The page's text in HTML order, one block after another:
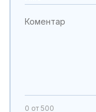
0 от 500